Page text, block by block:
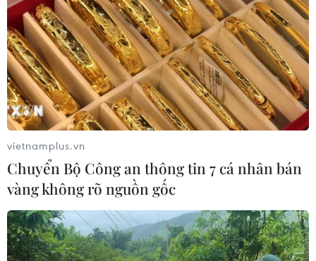
vietnamplus.vn
Chuyển Bộ Công an thông tin 7 cá nhân bán
vàng không rõ nguồn gốc